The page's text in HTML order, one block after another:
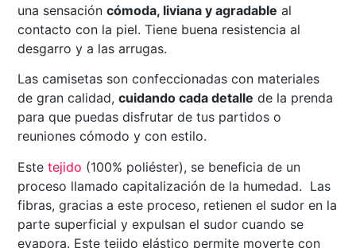
una sensacióncómoda, liviana y agradable al
contacto con la piel. Tiene buena resistencia al
desgarro y a las arrugas.
Las camisetas son confeccionadas con materiales
de gran calidad,cuidando cada detalle de la prenda
para que puedas disfrutar de tus partidos o
reuniones cómodo y con estilo.
Estetejido (100% poliéster), se beneficia de un
proceso llamado capitalización de la humedad. Las
fibras, gracias a este proceso, retienen el sudor en la
parte superficial y expulsan el sudor cuando se
evapora. Este tejido elástico permite moverte con